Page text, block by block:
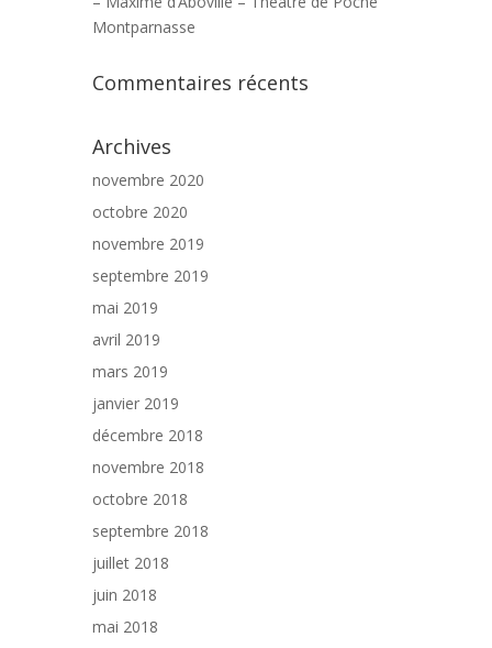
Montparnasse
Commentaires récents
Archives
novembre 2020
octobre 2020
novembre 2019
septembre 2019
mai 2019
avril 2019
mars 2019
janvier 2019
décembre 2018
novembre 2018
octobre 2018
septembre 2018
juillet 2018
juin 2018
mai 2018